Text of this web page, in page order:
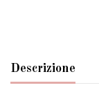
Descrizione